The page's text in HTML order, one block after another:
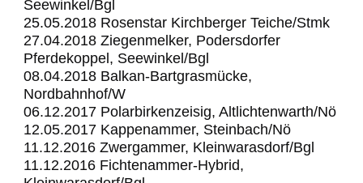
Seewinkel/Bgl
25.05.2018 Rosenstar Kirchberger Teiche/Stmk
27.04.2018 Ziegenmelker, Podersdorfer
Pferdekoppel, Seewinkel/Bgl
08.04.2018 Balkan-Bartgrasmücke,
Nordbahnhof/W
06.12.2017 Polarbirkenzeisig, Altlichtenwarth/Nö
12.05.2017 Kappenammer, Steinbach/Nö
11.12.2016 Zwergammer, Kleinwarasdorf/Bgl
11.12.2016 Fichtenammer-Hybrid,